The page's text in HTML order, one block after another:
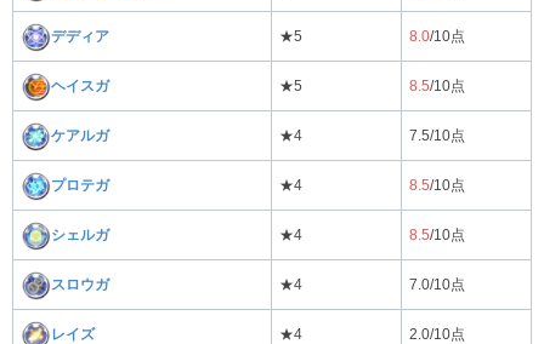
デディア ★5 8.0/10点
ヘイスガ ★5 8.5/10点
ケアルガ ★4 7.5/10点
プロテガ ★4 8.5/10点
シェルガ ★4 8.5/10点
スロウガ ★4 7.0/10点
レイズ ★4 2.0/10点